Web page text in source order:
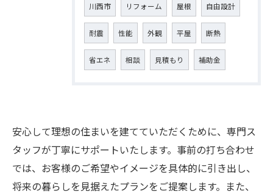
川西市 リフォーム 屋根 自由設計
耐震 性能 外観 平屋 断熱
省エネ 相談 見積もり 補助金
安心して理想の住まいを建てていただくために、専門ス
タッフが丁寧にサポートいたします。事前の打ち合わせ
では、お客様のご希望やイメージを具体的に引き出し、
将来の暮らしを見据えたプランをご提案します。また、